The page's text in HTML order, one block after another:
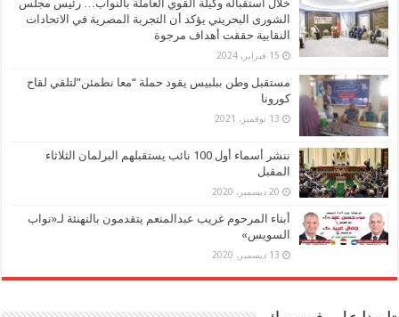
خلال استقباله وكيلة القوي العاملة بالنواب… رئيس مجلس
الشورى البحريني يؤكد أن التجربة المصرية في الاتحادات
النقابية حققت أهداف مرجوة
15 فبراير، 2024
مستقبل وطن ببلبيس يقود حملة “معا نطمئن”لتلقي لقاح
كورونا
13 نوفمبر، 2021
ننشر أسماء أول 100 نائب يستقبلهم البرلمان الثلاثاء
المقبل
20 ديسمبر، 2020
أبناء المرحوم غريب عبدالمنعم يتقدمون بالتهنئة لـ«نواب
السويس»
13 ديسمبر، 2020